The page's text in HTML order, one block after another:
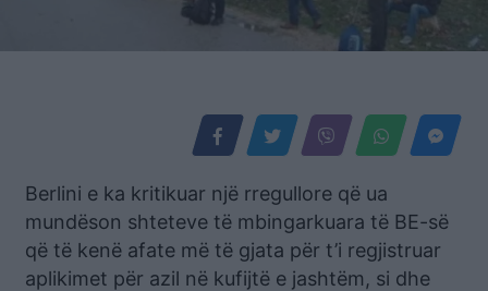
Berlini e ka kritikuar një rregullore që ua
mundëson shteteve të mbingarkuara të BE-së
që të kenë afate më të gjata për t’i regjistruar
aplikimet për azil në kufijtë e jashtëm, si dhe